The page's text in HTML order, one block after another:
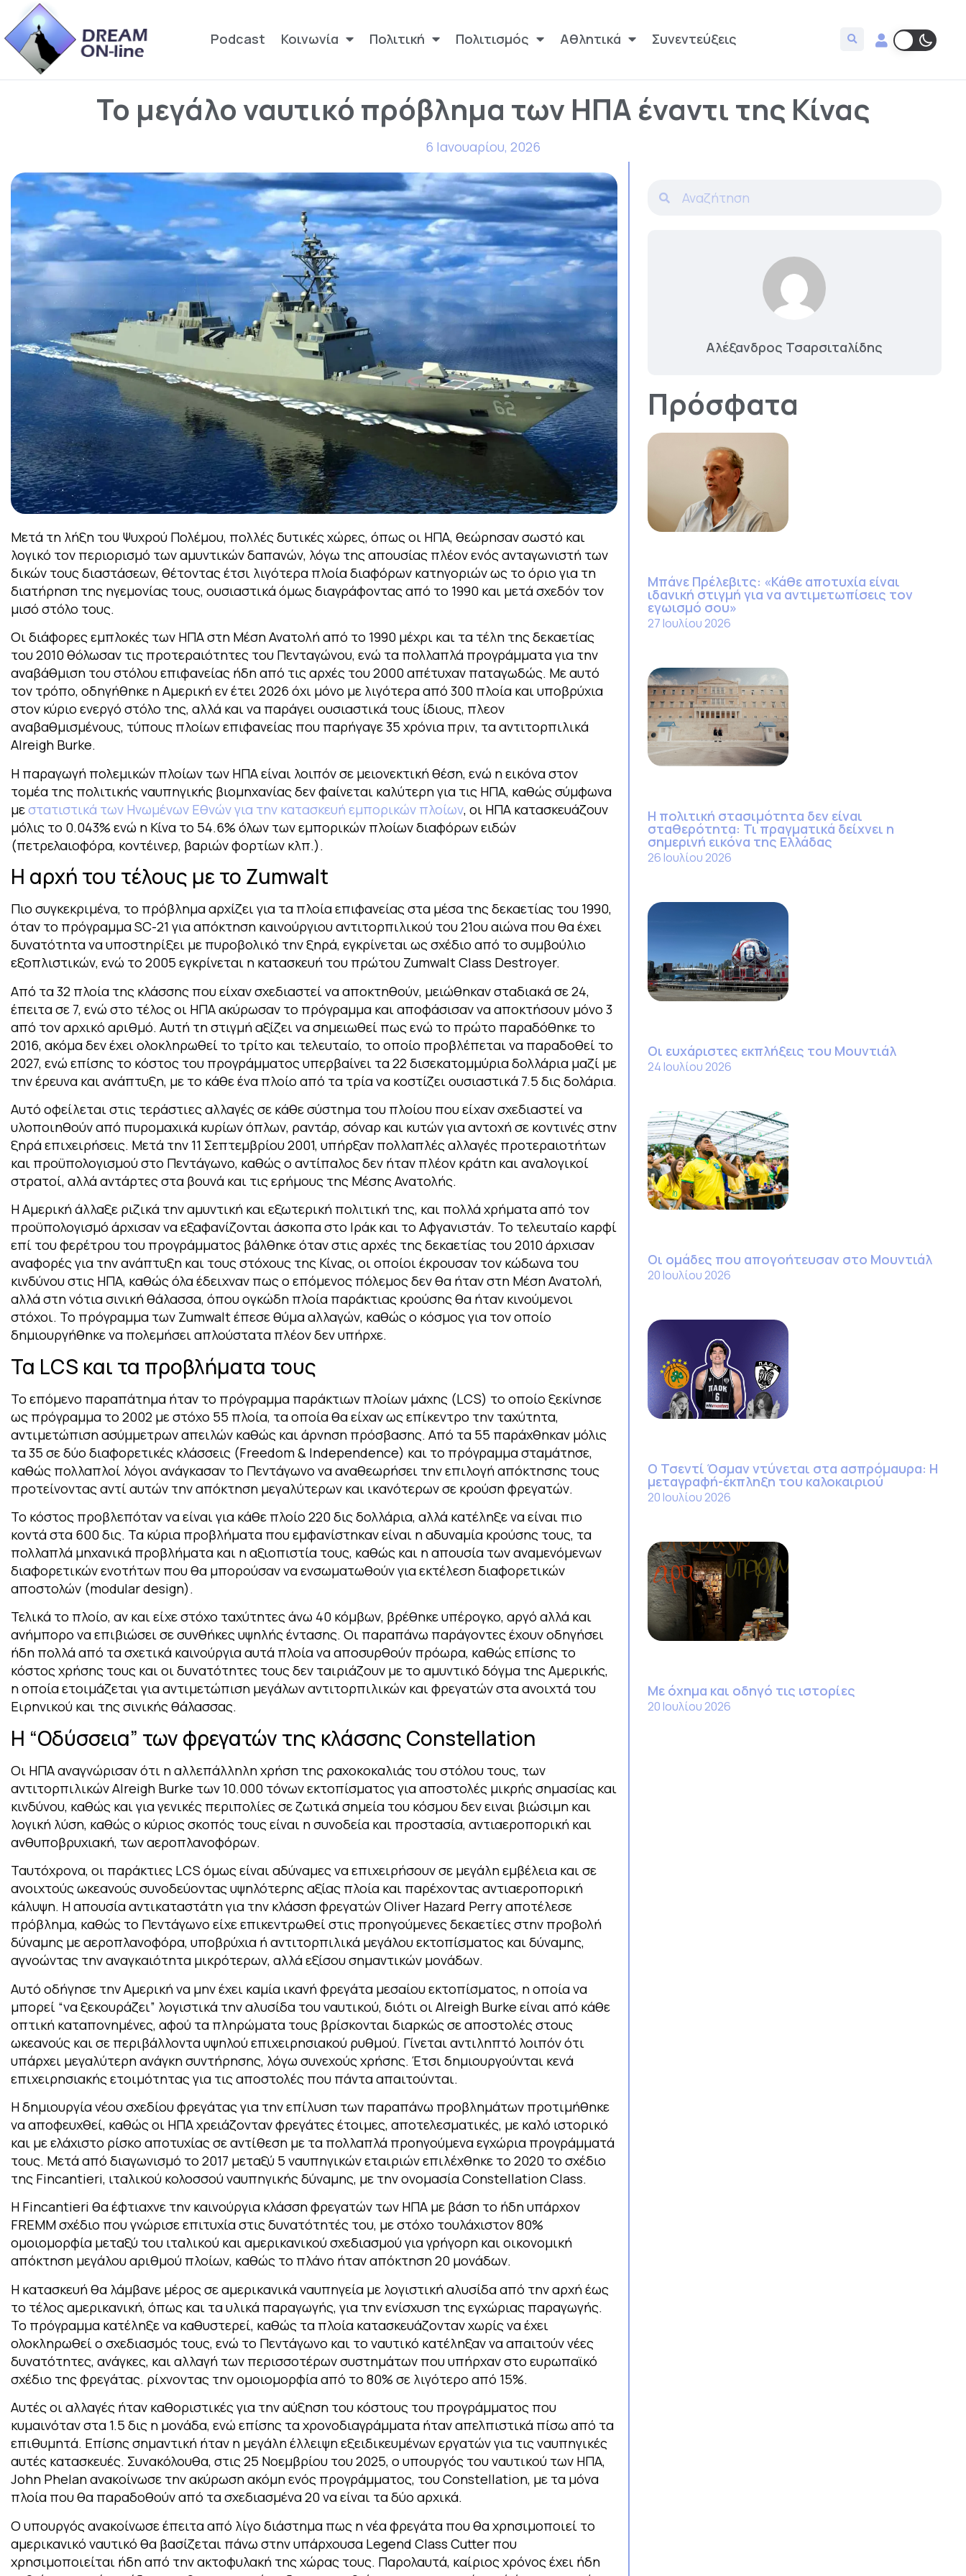
Podcast Κοινωνία Πολιτική Πολιτισμός Αθλητικά Συνεντεύξεις
Το μεγάλο ναυτικό πρόβλημα των ΗΠΑ έναντι της Κίνας
6 Ιανουαρίου, 2026
Μετά τη λήξη του Ψυχρού Πολέμου, πολλές δυτικές χώρες, όπως οι ΗΠΑ, θεώρησαν σωστό και
λογικό τον περιορισμό των αμυντικών δαπανών, λόγω της απουσίας πλέον ενός ανταγωνιστή των
δικών τους διαστάσεων, θέτοντας έτσι λιγότερα πλοία διαφόρων κατηγοριών ως το όριο για τη
διατήρηση της ηγεμονίας τους, ουσιαστικά όμως διαγράφοντας από το 1990 και μετά σχεδόν τον
μισό στόλο τους.
Οι διάφορες εμπλοκές των ΗΠΑ στη Μέση Ανατολή από το 1990 μέχρι και τα τέλη της δεκαετίας
του 2010 θόλωσαν τις προτεραιότητες του Πενταγώνου, ενώ τα πολλαπλά προγράμματα για την
αναβάθμιση του στόλου επιφανείας ήδη από τις αρχές του 2000 απέτυχαν παταγωδώς. Με αυτό
τον τρόπο, οδηγήθηκε η Αμερική εν έτει 2026 όχι μόνο με λιγότερα από 300 πλοία και υποβρύχια
στον κύριο ενεργό στόλο της, αλλά και να παράγει ουσιαστικά τους ίδιους, πλεον
αναβαθμισμένους, τύπους πλοίων επιφανείας που παρήγαγε 35 χρόνια πριν, τα αντιτορπιλικά
Alreigh Burke.
Η παραγωγή πολεμικών πλοίων των ΗΠΑ είναι λοιπόν σε μειονεκτική θέση, ενώ η εικόνα στον
τομέα της πολιτικής ναυπηγικής βιομηχανίας δεν φαίνεται καλύτερη για τις ΗΠΑ, καθώς σύμφωνα
μεστατιστικά των Ηνωμένων Εθνών για την κατασκευή εμπορικών πλοίων, οι ΗΠΑ κατασκευάζουν
μόλις το 0.043% ενώ η Κίνα το 54.6% όλων των εμπορικών πλοίων διαφόρων ειδών
(πετρελαιοφόρα, κοντέινερ, βαριών φορτίων κλπ.).
Η αρχή του τέλους με το Zumwalt
Πιο συγκεκριμένα, το πρόβλημα αρχίζει για τα πλοία επιφανείας στα μέσα της δεκαετίας του 1990,
όταν το πρόγραμμα SC-21 για απόκτηση καινούργιου αντιτορπιλικού του 21ου αιώνα που θα έχει
δυνατότητα να υποστηρίξει με πυροβολικό την ξηρά, εγκρίνεται ως σχέδιο από το συμβούλιο
εξοπλιστικών, ενώ το 2005 εγκρίνεται η κατασκευή του πρώτου Zumwalt Class Destroyer.
Από τα 32 πλοία της κλάσσης που είχαν σχεδιαστεί να αποκτηθούν, μειώθηκαν σταδιακά σε 24,
έπειτα σε 7, ενώ στο τέλος οι ΗΠΑ ακύρωσαν το πρόγραμμα και αποφάσισαν να αποκτήσουν μόνο 3
από τον αρχικό αριθμό. Αυτή τη στιγμή αξίζει να σημειωθεί πως ενώ το πρώτο παραδόθηκε το
2016, ακόμα δεν έχει ολοκληρωθεί το τρίτο και τελευταίο, το οποίο προβλέπεται να παραδοθεί το
2027, ενώ επίσης το κόστος του προγράμματος υπερβαίνει τα 22 δισεκατομμύρια δολλάρια μαζί με
την έρευνα και ανάπτυξη, με το κάθε ένα πλοίο από τα τρία να κοστίζει ουσιαστικά 7.5 δις δολάρια.
Αυτό οφείλεται στις τεράστιες αλλαγές σε κάθε σύστημα του πλοίου που είχαν σχεδιαστεί να
υλοποιηθούν από πυρομαχικά κυρίων όπλων, ραντάρ, σόναρ και κυτών για αντοχή σε κοντινές στην
ξηρά επιχειρήσεις. Μετά την 11 Σεπτεμβρίου 2001, υπήρξαν πολλαπλές αλλαγές προτεραιοτήτων
και προϋπολογισμού στο Πεντάγωνο, καθώς ο αντίπαλος δεν ήταν πλέον κράτη και αναλογικοί
στρατοί, αλλά αντάρτες στα βουνά και τις ερήμους της Μέσης Ανατολής.
Η Αμερική άλλαξε ριζικά την αμυντική και εξωτερική πολιτική της, και πολλά χρήματα από τον
προϋπολογισμό άρχισαν να εξαφανίζονται άσκοπα στο Ιράκ και το Αφγανιστάν. Το τελευταίο καρφί
επί του φερέτρου του προγράμματος βάλθηκε όταν στις αρχές της δεκαετίας του 2010 άρχισαν
αναφορές για την ανάπτυξη και τους στόχους της Κίνας, οι οποίοι έκρουσαν τον κώδωνα του
κινδύνου στις ΗΠΑ, καθώς όλα έδειχναν πως ο επόμενος πόλεμος δεν θα ήταν στη Μέση Ανατολή,
αλλά στη νότια σινική θάλασσα, όπου ογκώδη πλοία παράκτιας κρούσης θα ήταν κινούμενοι
στόχοι. Το πρόγραμμα των Zumwalt έπεσε θύμα αλλαγών, καθώς ο κόσμος για τον οποίο
δημιουργήθηκε να πολεμήσει απλούστατα πλέον δεν υπήρχε.
Τα LCS και τα προβλήματα τους
Το επόμενο παραπάτημα ήταν το πρόγραμμα παράκτιων πλοίων μάχης (LCS) το οποίο ξεκίνησε
ως πρόγραμμα το 2002 με στόχο 55 πλοία, τα οποία θα είχαν ως επίκεντρο την ταχύτητα,
αντιμετώπιση ασύμμετρων απειλών καθώς και άρνηση πρόσβασης. Από τα 55 παράχθηκαν μόλις
τα 35 σε δύο διαφορετικές κλάσσεις (Freedom & Independence) και το πρόγραμμα σταμάτησε,
καθώς πολλαπλοί λόγοι ανάγκασαν το Πεντάγωνο να αναθεωρήσει την επιλογή απόκτησης τους
προτείνοντας αντί αυτών την απόκτηση μεγαλύτερων και ικανότερων σε κρούση φρεγατών.
Το κόστος προβλεπόταν να είναι για κάθε πλοίο 220 δις δολλάρια, αλλά κατέληξε να είναι πιο
κοντά στα 600 δις. Τα κύρια προβλήματα που εμφανίστηκαν είναι η αδυναμία κρούσης τους, τα
πολλαπλά μηχανικά προβλήματα και η αξιοπιστία τους, καθώς και η απουσία των αναμενόμενων
διαφορετικών ενοτήτων που θα μπορούσαν να ενσωματωθούν για εκτέλεση διαφορετικών
αποστολών (modular design).
Τελικά το πλοίο, αν και είχε στόχο ταχύτητες άνω 40 κόμβων, βρέθηκε υπέρογκο, αργό αλλά και
ανήμπορο να επιβιώσει σε συνθήκες υψηλής έντασης. Οι παραπάνω παράγοντες έχουν οδηγήσει
ήδη πολλά από τα σχετικά καινούργια αυτά πλοία να αποσυρθούν πρόωρα, καθώς επίσης το
κόστος χρήσης τους και οι δυνατότητες τους δεν ταιριάζουν με το αμυντικό δόγμα της Αμερικής,
η οποία ετοιμάζεται για αντιμετώπιση μεγάλων αντιτορπιλικών και φρεγατών στα ανοιχτά του
Ειρηνικού και της σινικής θάλασσας.
Η “Οδύσσεια” των φρεγατών της κλάσσης Constellation
Οι ΗΠΑ αναγνώρισαν ότι η αλλεπάλληλη χρήση της ραχοκοκαλιάς του στόλου τους, των
αντιτορπιλικών Alreigh Burke των 10.000 τόνων εκτοπίσματος για αποστολές μικρής σημασίας και
κινδύνου, καθώς και για γενικές περιπολίες σε ζωτικά σημεία του κόσμου δεν ειναι βιώσιμη και
λογική λύση, καθώς ο κύριος σκοπός τους είναι η συνοδεία και προστασία, αντιαεροπορική και
ανθυποβρυχιακή, των αεροπλανοφόρων.
Ταυτόχρονα, οι παράκτιες LCS όμως είναι αδύναμες να επιχειρήσουν σε μεγάλη εμβέλεια και σε
ανοιχτούς ωκεανούς συνοδεύοντας υψηλότερης αξίας πλοία και παρέχοντας αντιαεροπορική
κάλυψη. Η απουσία αντικαταστάτη για την κλάσση φρεγατών Oliver Hazard Perry αποτέλεσε
πρόβλημα, καθώς το Πεντάγωνο είχε επικεντρωθεί στις προηγούμενες δεκαετίες στην προβολή
δύναμης με αεροπλανοφόρα, υποβρύχια ή αντιτορπιλικά μεγάλου εκτοπίσματος και δύναμης,
αγνοώντας την αναγκαιότητα μικρότερων, αλλά εξίσου σημαντικών μονάδων.
Αυτό οδήγησε την Αμερική να μην έχει καμία ικανή φρεγάτα μεσαίου εκτοπίσματος, η οποία να
μπορεί “να ξεκουράζει” λογιστικά την αλυσίδα του ναυτικού, διότι οι Alreigh Burke είναι από κάθε
οπτική καταπονημένες, αφού τα πληρώματα τους βρίσκονται διαρκώς σε αποστολές στους
ωκεανούς και σε περιβάλλοντα υψηλού επιχειρησιακού ρυθμού. Γίνεται αντιληπτό λοιπόν ότι
υπάρχει μεγαλύτερη ανάγκη συντήρησης, λόγω συνεχούς χρήσης. Έτσι δημιουργούνται κενά
επιχειρησιακής ετοιμότητας για τις αποστολές που πάντα απαιτούνται.
Η δημιουργία νέου σχεδίου φρεγάτας για την επίλυση των παραπάνω προβλημάτων προτιμήθηκε
να αποφευχθεί, καθώς οι ΗΠΑ χρειάζονταν φρεγάτες έτοιμες, αποτελεσματικές, με καλό ιστορικό
και με ελάχιστο ρίσκο αποτυχίας σε αντίθεση με τα πολλαπλά προηγούμενα εγχώρια προγράμματά
τους. Μετά από διαγωνισμό το 2017 μεταξύ 5 ναυπηγικών εταιριών επιλέχθηκε το 2020 το σχέδιο
της Fincantieri, ιταλικού κολοσσού ναυπηγικής δύναμης, με την ονομασία Constellation Class.
Η Fincantieri θα έφτιαχνε την καινούργια κλάσση φρεγατών των ΗΠΑ με βάση το ήδη υπάρχον
FREMM σχέδιο που γνώρισε επιτυχία στις δυνατότητές του, με στόχο τουλάχιστον 80%
ομοιομορφία μεταξύ του ιταλικού και αμερικανικού σχεδιασμού για γρήγορη και οικονομική
απόκτηση μεγάλου αριθμού πλοίων, καθώς το πλάνο ήταν απόκτηση 20 μονάδων.
Η κατασκευή θα λάμβανε μέρος σε αμερικανικά ναυπηγεία με λογιστική αλυσίδα από την αρχή έως
το τέλος αμερικανική, όπως και τα υλικά παραγωγής, για την ενίσχυση της εγχώριας παραγωγής.
Το πρόγραμμα κατέληξε να καθυστερεί, καθώς τα πλοία κατασκευάζονταν χωρίς να έχει
ολοκληρωθεί ο σχεδιασμός τους, ενώ το Πεντάγωνο και το ναυτικό κατέληξαν να απαιτούν νέες
δυνατότητες, ανάγκες, και αλλαγή των περισσοτέρων συστημάτων που υπήρχαν στο ευρωπαϊκό
σχέδιο της φρεγάτας. ρίχνοντας την ομοιομορφία από το 80% σε λιγότερο από 15%.
Αυτές οι αλλαγές ήταν καθοριστικές για την αύξηση του κόστους του προγράμματος που
κυμαινόταν στα 1.5 δις η μονάδα, ενώ επίσης τα χρονοδιαγράμματα ήταν απελπιστικά πίσω από τα
επιθυμητά. Επίσης σημαντική ήταν η μεγάλη έλλειψη εξειδικευμένων εργατών για τις ναυπηγικές
αυτές κατασκευές. Συνακόλουθα, στις 25 Νοεμβρίου του 2025, ο υπουργός του ναυτικού των ΗΠΑ,
John Phelan ανακοίνωσε την ακύρωση ακόμη ενός προγράμματος, του Constellation, με τα μόνα
πλοία που θα παραδοθούν από τα σχεδιασμένα 20 να είναι τα δύο αρχικά.
Ο υπουργός ανακοίνωσε έπειτα από λίγο διάστημα πως η νέα φρεγάτα που θα χρησιμοποιεί το
αμερικανικό ναυτικό θα βασίζεται πάνω στην υπάρχουσα Legend Class Cutter που
χρησιμοποιείται ήδη από την ακτοφυλακή της χώρας τους. Παρολαυτά, καίριος χρόνος έχει ήδη
Αλέξανδρος Τσαρσιταλίδης
Πρόσφατα
Μπάνε Πρέλεβιτς: «Κάθε αποτυχία είναι
ιδανική στιγμή για να αντιμετωπίσεις τον
εγωισμό σου»
27 Ιουλίου 2026
Η πολιτική στασιμότητα δεν είναι
σταθερότητα: Τι πραγματικά δείχνει η
σημερινή εικόνα της Ελλάδας
26 Ιουλίου 2026
Οι ευχάριστες εκπλήξεις του Μουντιάλ
24 Ιουλίου 2026
Οι ομάδες που απογοήτευσαν στο Μουντιάλ
20 Ιουλίου 2026
Ο Τσεντί Όσμαν ντύνεται στα ασπρόμαυρα: Η
μεταγραφή-έκπληξη του καλοκαιριού
20 Ιουλίου 2026
Με όχημα και οδηγό τις ιστορίες
20 Ιουλίου 2026